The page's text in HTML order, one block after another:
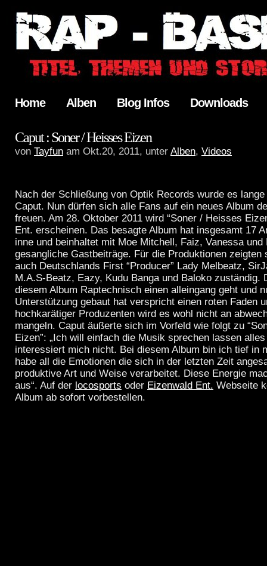
Home Alben Blog Infos Downloads
Caput : Soner / Heisses Eizen
von Tayfun am Okt.20, 2011, unter Alben, Videos
Nach der Schließung von Optik Records wurde es
Caput. Nun dürfen sich alle Fans auf ein neues Album
freuen. Am 28. Oktober 2011 wird “Soner / Heisses
Ent. erscheinen. Das besagte Album hat insgesamt 17
inne und beinhaltet mit Moe Mitchell, Faiz, Vanessa und
gesangliche Gastbeiträge. Für die Produktionen zeigten
auch Deutschlands First “Producer” Lady Melbeatz,
M.A.S-Beatz, Eazy, Kudu Banga und Baloko zuständig.
diesem Album Raptechnisch einen alleingang geht und
Unterstützung gebaut hat verspricht einen roten Faden
hochkarätiger Produzenten wird es wohl nicht an
mangeln. Caput äußerte sich im Vorfeld wie folgt zu
Eizen”: „Ich will einfach die Musik sprechen lassen
interessiert mich nicht. Bei diesem Album bin ich tief in
habe all die Emotionen die sich in der letzten Zeit
produktive Art und Weise verarbeitet. Diese Energie
aus“. Auf der locosports oder Eizenwald Ent. Webseite
Album ab sofort vorbestellen.